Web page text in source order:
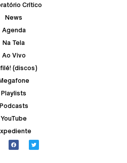
Crítico
News
Agenda
Na Tela
Ao Vivo
(discos)
Megafone
Playlists
Podcasts
YouTube